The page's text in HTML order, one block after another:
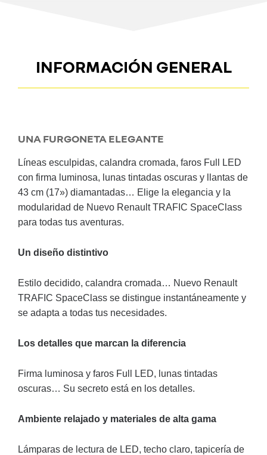
INFORMACIÓN GENERAL
UNA FURGONETA ELEGANTE
Líneas esculpidas, calandra cromada, faros Full LED
con firma luminosa, lunas tintadas oscuras y llantas de
43 cm (17») diamantadas… Elige la elegancia y la
modularidad de Nuevo Renault TRAFIC SpaceClass
para todas tus aventuras.
Un diseño distintivo
Estilo decidido, calandra cromada… Nuevo Renault
TRAFIC SpaceClass se distingue instantáneamente y
se adapta a todas tus necesidades.
Los detalles que marcan la diferencia
Firma luminosa y faros Full LED, lunas tintadas
oscuras… Su secreto está en los detalles.
Ambiente relajado y materiales de alta gama
Lámparas de lectura de LED, techo claro, tapicería de